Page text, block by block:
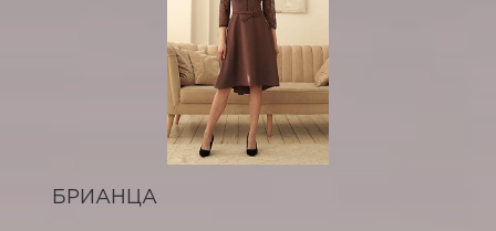
БРИАНЦА